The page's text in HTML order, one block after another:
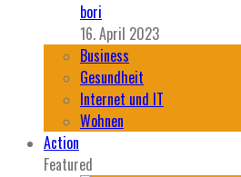
bori
16. April 2023
Business
Gesundheit
Internet und IT
Wohnen
Action
Featured